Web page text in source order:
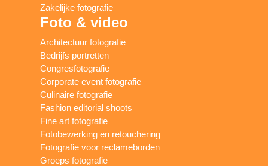
Zakelijke fotografie
Foto & video
Architectuur fotografie
Bedrijfs portretten
Congresfotografie
Corporate event fotografie
Culinaire fotografie
Fashion editorial shoots
Fine art fotografie
Fotobewerking en retouchering
Fotografie voor reclameborden
Groeps fotografie